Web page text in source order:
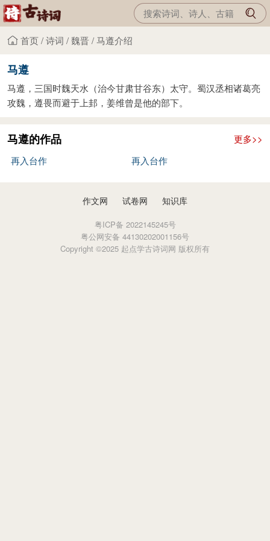
首页/诗词 /魏晋/马遵介绍
马遵
马遵，三国时魏天水（治今甘肃甘谷东）太守。蜀汉丞相诸葛亮
攻魏，遵畏而避于上邽，姜维曾是他的部下。
马遵的作品
更多>>
再入台作
再入台作
作文网 试卷网 知识库
粤ICP备 2022145245号
粤公网安备 44130202001156号
Copyright ©2025 起点学古诗词网 版权所有